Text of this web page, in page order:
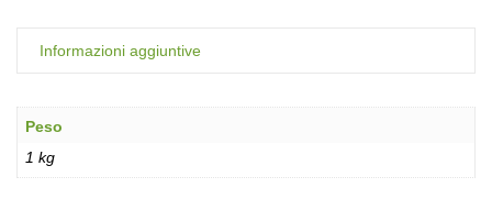
Informazioni aggiuntive
Peso
1 kg